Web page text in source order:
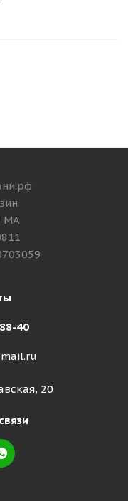
МА
40
20